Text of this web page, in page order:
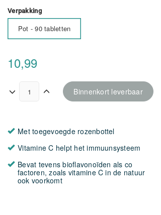
Verpakking
Pot - 90 tabletten
10,99
Binnenkort leverbaar
Met toegevoegde rozenbottel
Vitamine C helpt het immuunsysteem
Bevat tevens bioflavonoïden als co
factoren, zoals vitamine C in de natuur
ook voorkomt